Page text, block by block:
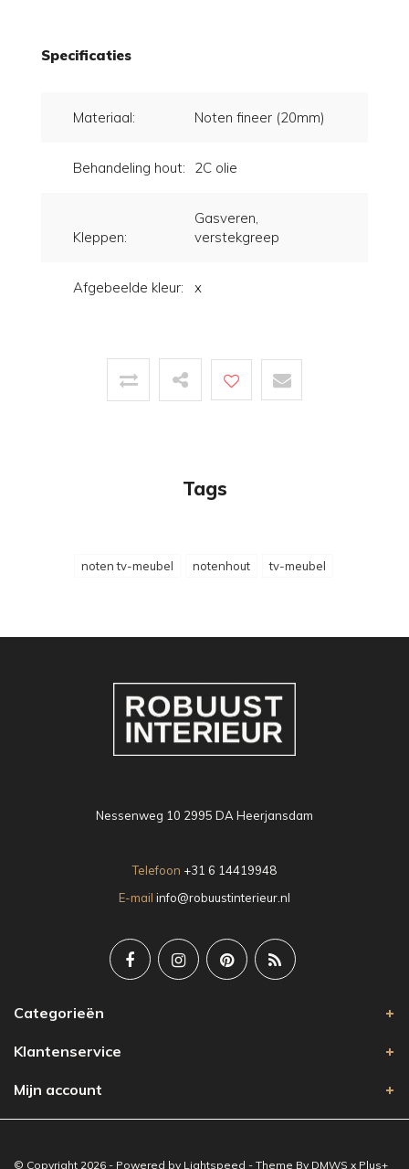
Specificaties
Materiaal: Noten fineer (20mm)
Behandeling hout: 2C olie
Kleppen:
Gasveren,
verstekgreep
Afgebeelde kleur: x
Tags
noten tv-meubel notenhout tv-meubel
Nessenweg 10 2995 DA Heerjansdam
Telefoon +31 6 14419948
E-mail info@robuustinterieur.nl
Categorieën
Klantenservice
Mijn account
© Copyright 2026 - Powered by Lightspeed - Theme By DMWS x Plus+